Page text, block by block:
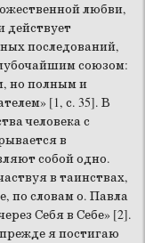
любви,
действует
последований,
союзом:
но полным и
[1, с. 35]. В
человека с
в
собой одно.
в таинствах,
по словам о. Павла
Себя в Себе» [2].
я постигаю